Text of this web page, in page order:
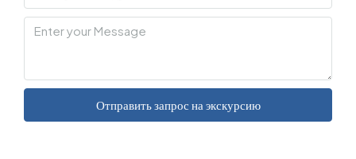
Отправить запрос на экскурсию